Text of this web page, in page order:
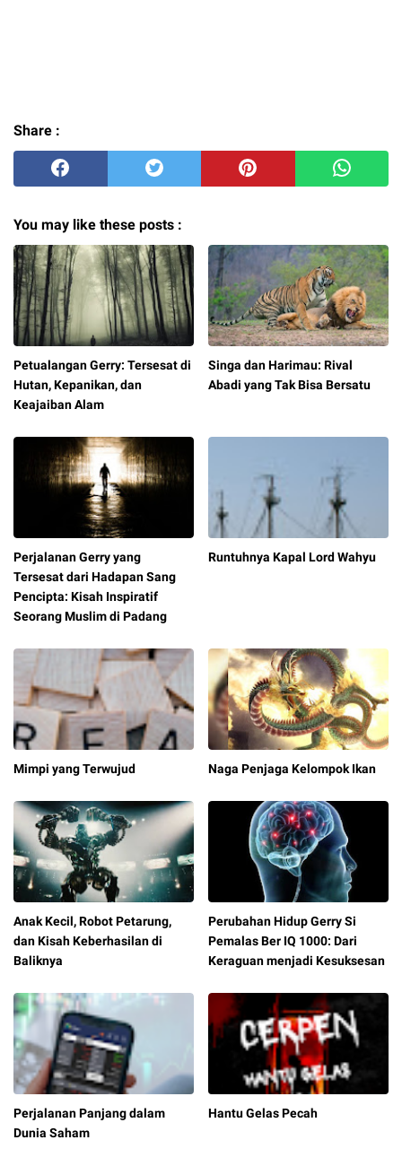
Share :
You may like these posts :
Petualangan Gerry: Tersesat di
Hutan, Kepanikan, dan
Keajaiban Alam
Singa dan Harimau: Rival
Abadi yang Tak Bisa Bersatu
Perjalanan Gerry yang
Tersesat dari Hadapan Sang
Pencipta: Kisah Inspiratif
Seorang Muslim di Padang
Runtuhnya Kapal Lord Wahyu
Mimpi yang Terwujud Naga Penjaga Kelompok Ikan
Anak Kecil, Robot Petarung,
dan Kisah Keberhasilan di
Baliknya
Perubahan Hidup Gerry Si
Pemalas Ber IQ 1000: Dari
Keraguan menjadi Kesuksesan
Perjalanan Panjang dalam
Dunia Saham
Hantu Gelas Pecah